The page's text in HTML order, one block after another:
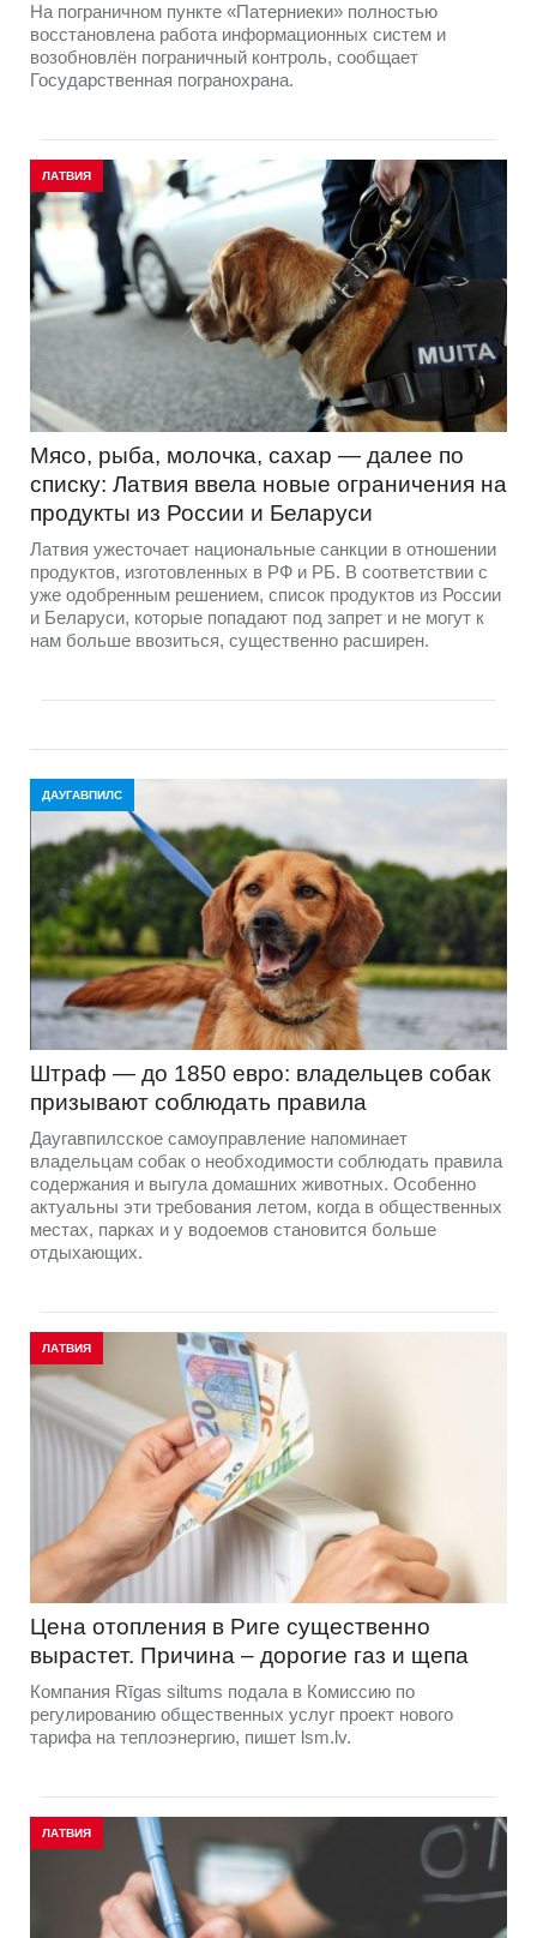
На пограничном пункте «Патерниеки» полностью
восстановлена работа информационных систем и
возобновлён пограничный контроль, сообщает
Государственная погранохрана.
ЛАТВИЯ
Мясо, рыба, молочка, сахар — далее по
списку: Латвия ввела новые ограничения на
продукты из России и Беларуси
Латвия ужесточает национальные санкции в отношении
продуктов, изготовленных в РФ и РБ. В соответствии с
уже одобренным решением, список продуктов из России
и Беларуси, которые попадают под запрет и не могут к
нам больше ввозиться, существенно расширен.
ДАУГАВПИЛС
Штраф — до 1850 евро: владельцев собак
призывают соблюдать правила
Даугавпилсское самоуправление напоминает
владельцам собак о необходимости соблюдать правила
содержания и выгула домашних животных. Особенно
актуальны эти требования летом, когда в общественных
местах, парках и у водоемов становится больше
отдыхающих.
ЛАТВИЯ
Цена отопления в Риге существенно
вырастет. Причина – дорогие газ и щепа
Компания Rīgas siltums подала в Комиссию по
регулированию общественных услуг проект нового
тарифа на теплоэнергию, пишет lsm.lv.
ЛАТВИЯ